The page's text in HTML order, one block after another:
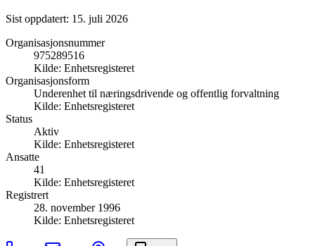
Sist oppdatert: 15. juli 2026
Organisasjonsnummer
975289516
Kilde: Enhetsregisteret
Organisasjonsform
Underenhet til næringsdrivende og offentlig forvaltning
Kilde: Enhetsregisteret
Status
Aktiv
Kilde: Enhetsregisteret
Ansatte
41
Kilde: Enhetsregisteret
Registrert
28. november 1996
Kilde: Enhetsregisteret